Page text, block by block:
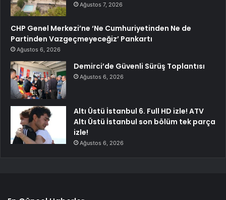
Ağustos 7, 2026
CHP Genel Merkezi’ne ‘Ne Cumhuriyetinden Ne de
Partinden Vazgeçmeyeceğiz’ Pankartı
Ağustos 6, 2026
Demirci’de Güvenli Sürüş Toplantısı
Ağustos 6, 2026
Altı Üstü İstanbul 6. Full HD izle! ATV
Altı Üstü İstanbul son bölüm tek parça
izle!
Ağustos 6, 2026